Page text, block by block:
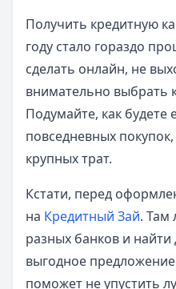
Получить кредитную
году стало гораздо
сделать онлайн, не
внимательно выбрать
Подумайте, как будете
повседневных
крупных трат.
Кстати, перед
на Кредитный Зай. Там
разных банков и найти
выгодное
поможет не упустить